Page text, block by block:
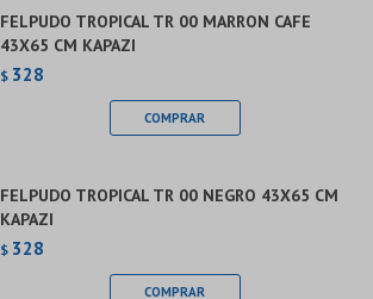
FELPUDO TROPICAL TR 00 MARRON CAFE
43X65 CM KAPAZI
$ 328
FELPUDO TROPICAL TR 00 NEGRO 43X65 CM
KAPAZI
$ 328